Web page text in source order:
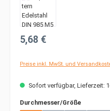
Regulärer Preis:
5,68 €
Preise inkl. MwSt. und
Sofort verfügbar, Lieferzeit:
Durchmesser/Größeauswählen